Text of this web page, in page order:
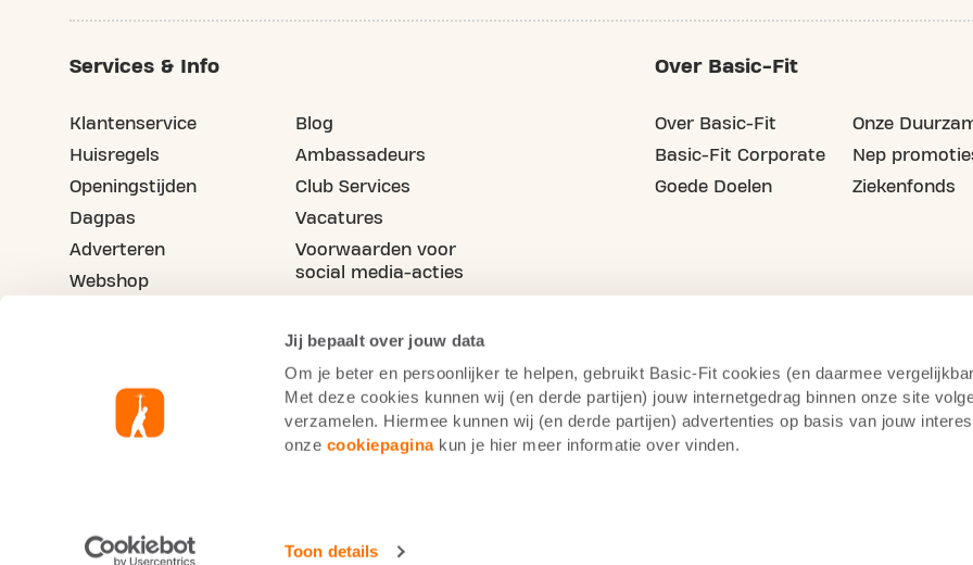
Jij bepaalt over jouw data
Om je beter en persoonlijker te helpen, gebruikt Basic-Fit cookies (en daarmee
Met deze cookies kunnen wij (en derde partijen) jouw internetgedrag binnen onze site
verzamelen. Hiermee kunnen wij (en derde partijen) advertenties op basis van jouw
onze cookiepaginakun je hier meer informatie over vinden.
Toon details
Services & Info
Klantenservice
Huisregels
Openingstijden
Dagpas
Adverteren
Webshop
Blog
Ambassadeurs
Club Services
Vacatures
Voorwaarden voor
social media-acties
Over Basic-Fit
Over Basic-Fit
Basic-Fit Corporate
Goede Doelen
Onze
Nep
Ziekenfonds
Basic-Fit België